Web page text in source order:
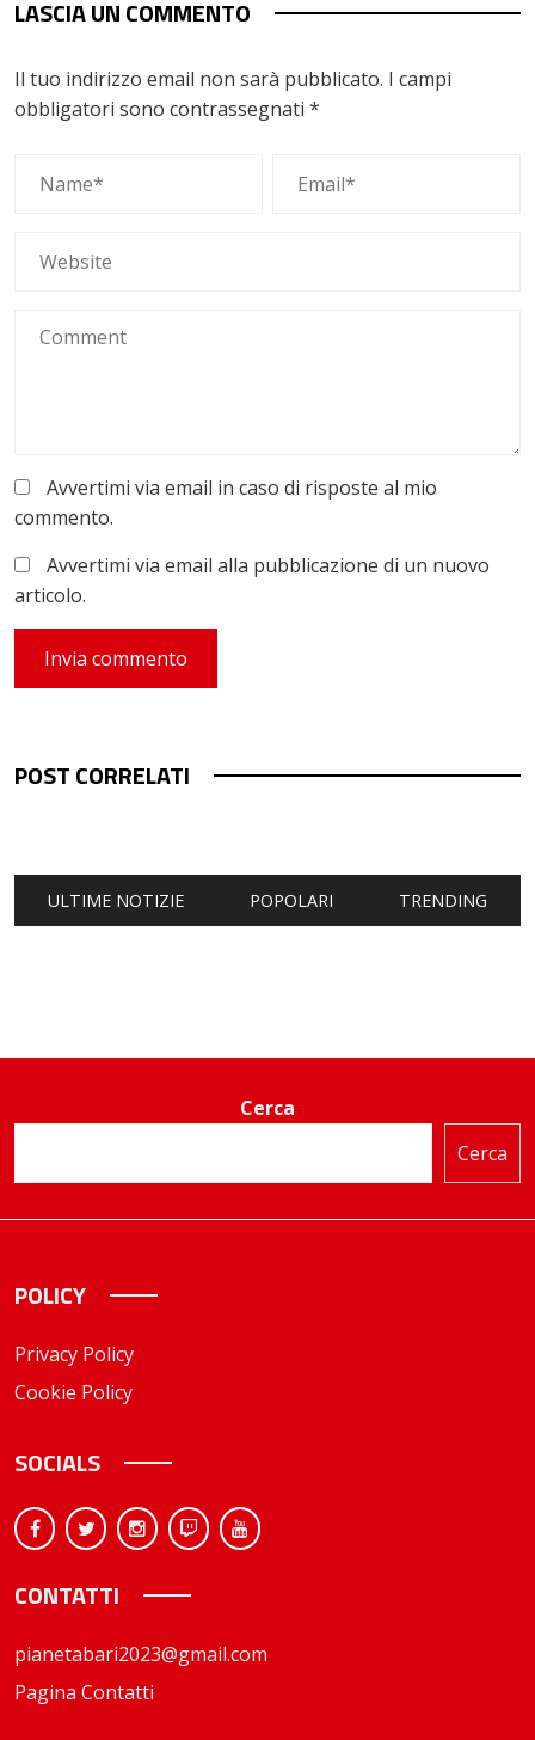
LASCIA UN COMMENTO
Il tuo indirizzo email non sarà pubblicato. I campi
obbligatori sono contrassegnati *
Avvertimi via email in caso di risposte al mio
commento.
Avvertimi via email alla pubblicazione di un nuovo
articolo.
POST CORRELATI
ULTIME NOTIZIE POPOLARI TRENDING
Cerca
Cerca
POLICY
Privacy Policy
Cookie Policy
SOCIALS
CONTATTI
pianetabari2023@gmail.com
Pagina Contatti